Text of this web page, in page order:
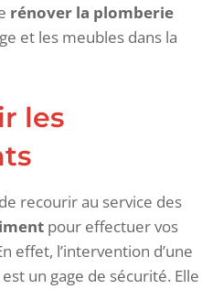
rénover la plomberie
et les meubles dans la
les
recourir au service des
pour effectuer vos
effet, l’intervention d’une
est un gage de sécurité. Elle